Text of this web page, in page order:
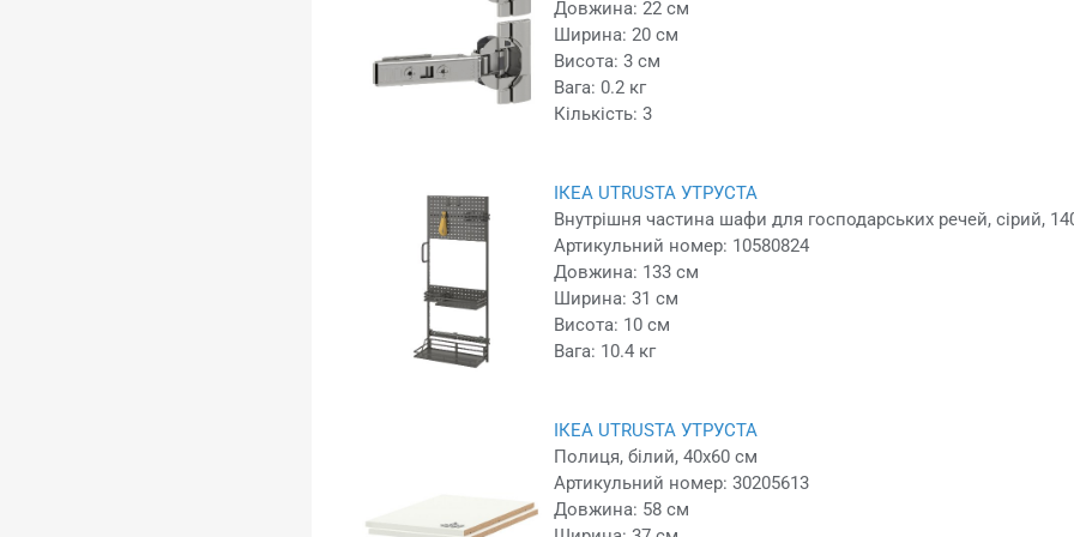
Довжина: 22 см
Ширина: 20 см
Висота: 3 см
Вага: 0.2 кг
Кількість: 3
ІКЕА UTRUSTA УТРУСТА
Внутрішня частина шафи для господарських речей, сірий,
Артикульний номер: 10580824
Довжина: 133 см
Ширина: 31 см
Висота: 10 см
Вага: 10.4 кг
ІКЕА UTRUSTA УТРУСТА
Полиця, білий, 40x60 см
Артикульний номер: 30205613
Довжина: 58 см